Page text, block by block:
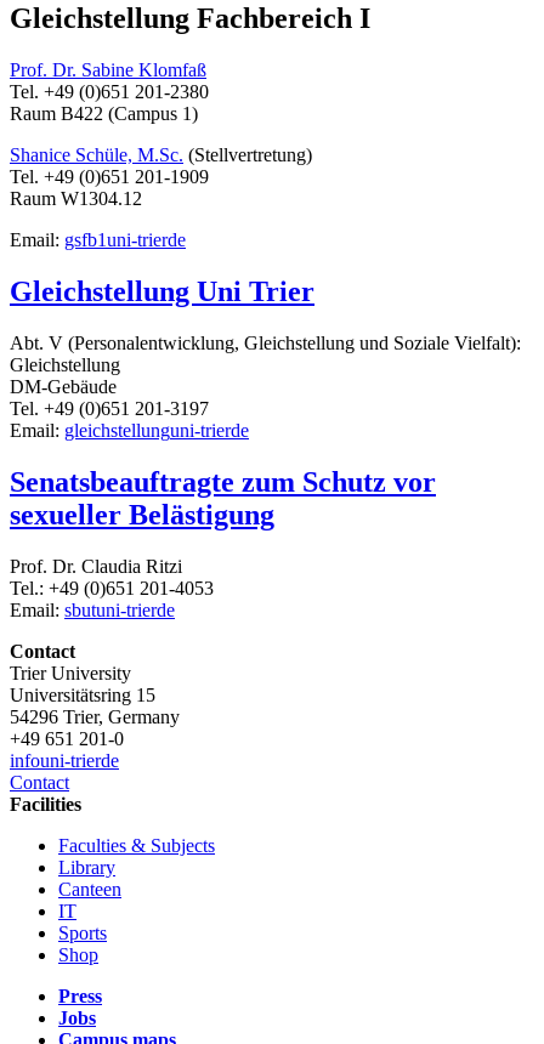
Gleichstellung Fachbereich I
Prof. Dr. Sabine Klomfaß
Tel. +49 (0)651 201-2380
Raum B422 (Campus 1)
Shanice Schüle, M.Sc. (Stellvertretung)
Tel. +49 (0)651 201-1909
Raum W1304.12
Email: gsfb1uni-trierde
Gleichstellung Uni Trier
Abt. V (Personalentwicklung, Gleichstellung und Soziale Vielfalt):
Gleichstellung
DM-Gebäude
Tel. +49 (0)651 201-3197
Email: gleichstellunguni-trierde
Senatsbeauftragte zum Schutz vor
sexueller Belästigung
Prof. Dr. Claudia Ritzi
Tel.: +49 (0)651 201-4053
Email: sbutuni-trierde
Contact
Trier University
Universitätsring 15
54296 Trier, Germany
+49 651 201-0
infouni-trierde
Contact
Facilities
Faculties & Subjects
Library
Canteen
IT
Sports
Shop
Press
Jobs
Campus maps